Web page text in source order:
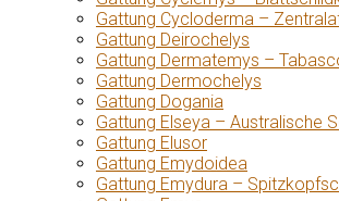
Gattung Cycloderma –
Gattung Deirochelys
Gattung Dermatemys –
Gattung Dermochelys
Gattung Dogania
Gattung Elseya – Australische
Gattung Elusor
Gattung Emydoidea
Gattung Emydura –